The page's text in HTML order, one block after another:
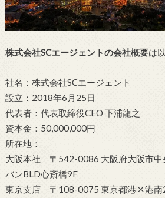
株式会社SCエージェントの会社概要は
社名：株式会社SCエージェント
設立：2018年6月25日
代表者：代表取締役CEO 下浦龍之
資本金：50,000,000円
所在地：
大阪本社 〒542-0086 大阪府大阪市中
バンBLD心斎橋9F
東京支店 〒108-0075 東京都港区港南